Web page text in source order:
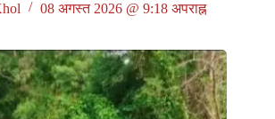
08 अगस्त 2026 @ 9:18 अपराह्न